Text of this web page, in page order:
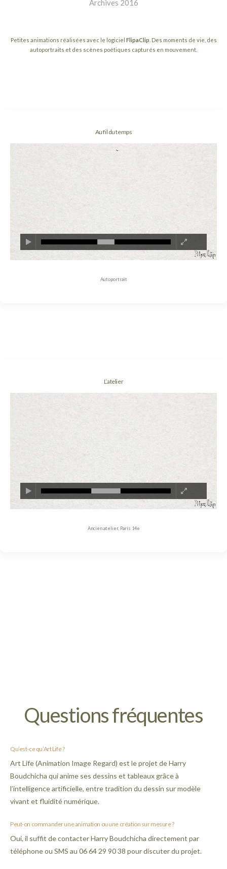
Archives 2016
Petites animations réalisées avec le logiciel FlipaClip . Des moments de vie, des
autoportraits et des scènes poétiques capturés en mouvement.
Au fil du temps
Autoportrait
L’atelier
Ancien atelier, Paris 14e
Questions fréquentes
Qu’est-ce qu’Art Life ?
Art Life (Animation Image Regard) est le projet de Harry
Boudchicha qui anime ses dessins et tableaux grâce à
l’intelligence artificielle, entre tradition du dessin sur modèle
vivant et fluidité numérique.
Peut-on commander une animation ou une création sur mesure ?
Oui, il suffit de contacter Harry Boudchicha directement par
téléphone ou SMS au 06 64 29 90 38 pour discuter du projet.